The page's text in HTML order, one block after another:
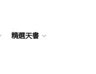
精選天書